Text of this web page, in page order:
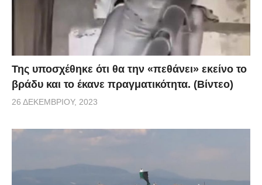
Της υποσχέθηκε ότι θα την «πεθάνει» εκείνο το
βράδυ και το έκανε πραγματικότητα. (Βίντεο)
26 ΔΕΚΕΜΒΡΊΟΥ, 2023